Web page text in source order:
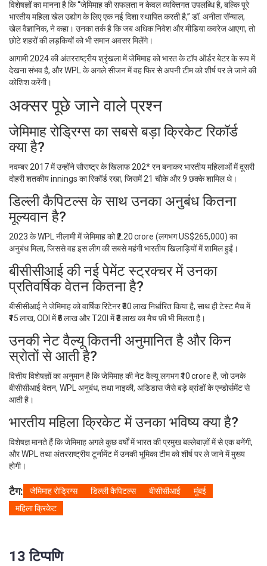
विशेषज्ञों का मानना है कि “जेमिमाह की सफलता न केवल व्यक्तिगत उपलब्धि है, बल्कि पूरे
भारतीय महिला खेल उद्योग के लिए एक नई दिशा स्थापित करती है,” डॉ. अनीता सॅन्याल,
खेल वैज्ञानिक, ने कहा। उनका तर्क है कि जब अधिक निवेश और मीडिया कवरेज आएगा, तो
छोटे शहरों की लड़कियों को भी समान अवसर मिलेंगे।
आगामी 2024 की अंतरराष्ट्रीय श्रृंखला में जेमिमाह को भारत के टॉप ऑर्डर बेटर के रूप में
देखना संभव है, और WPL के अगले सीजन में वह फिर से अपनी टीम को शीर्ष पर ले जाने की
कोशिश करेंगी।
अक्सर पूछे जाने वाले प्रश्न
जेमिमाह रोड्रिग्स का सबसे बड़ा क्रिकेट रिकॉर्ड
क्या है?
नवम्बर 2017 में उन्होंने सौराष्ट्र के खिलाफ 202* रन बनाकर भारतीय महिलाओं में दूसरी
दोहरी शतकीय innings का रिकॉर्ड रखा, जिसमें 21 चौके और 9 छक्के शामिल थे।
डिल्ली कैपिटल्स के साथ उनका अनुबंध कितना
मूल्यवान है?
2023 के WPL नीलामी में जेमिमाह को ₹2.20 crore (लगभग US$265,000) का
अनुबंध मिला, जिससे वह इस लीग की सबसे महंगी भारतीय खिलाड़ियों में शामिल हुईं।
बीसीसीआई की नई पेमेंट स्ट्रक्चर में उनका
प्रतिवर्षिक वेतन कितना है?
बीसीसीआई ने जेमिमाह को वार्षिक रिटेनर ₹30 लाख निर्धारित किया है, साथ ही टेस्ट मैच में
₹15 लाख, ODI में ₹6 लाख और T20I में ₹3 लाख का मैच फ़ी भी मिलता है।
उनकी नेट वैल्यू कितनी अनुमानित है और किन
स्रोतों से आती है?
वित्तीय विशेषज्ञों का अनुमान है कि जेमिमाह की नेट वैल्यू लगभग ₹10 crore है, जो उनके
बीसीसीआई वेतन, WPL अनुबंध, तथा नाइकी, अडिडास जैसे बड़े ब्रांडों के एन्डोर्समेंट से
आती है।
भारतीय महिला क्रिकेट में उनका भविष्य क्या है?
विशेषज्ञ मानते हैं कि जेमिमाह अगले कुछ वर्षों में भारत की प्रमुख बल्लेबाज़ों में से एक बनेंगी,
और WPL तथा अंतरराष्ट्रीय टूर्नामेंट में उनकी भूमिका टीम को शीर्ष पर ले जाने में मुख्य
होगी।
टैग: जेमिमाह रोड्रिग्स डिल्ली कैपिटल्स बीसीसीआई
मुंबई
महिला क्रिकेट
13 टिप्पणि